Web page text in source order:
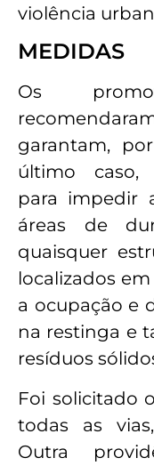
violência
MEDIDAS
Os
garantam,
último caso,
para impedir
áreas de
quaisquer
localizados
a ocupação e
na restinga e
resíduos
Foi solicitado
todas as
Outra